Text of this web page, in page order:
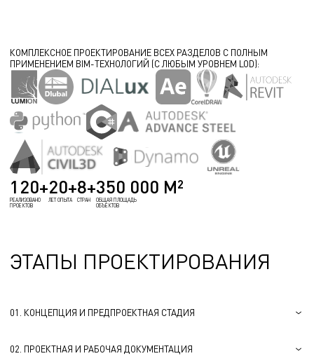
КОМПЛЕКСНОЕ ПРОЕКТИРОВАНИЕ ВСЕХ РАЗДЕЛОВ С ПОЛНЫМ
ПРИМЕНЕНИЕМ BIM-ТЕХНОЛОГИЙ (С ЛЮБЫМ УРОВНЕМ LOD):
120+
РЕАЛИЗОВАНО
ПРОЕКТОВ
20+
ЛЕТ ОПЫТА
8+
СТРАН
350 000 М²
ОБЩАЯ ПЛОЩАДЬ
ОБЪЕКТОВ
ЭТАПЫ ПРОЕКТИРОВАНИЯ
01. КОНЦЕПЦИЯ И ПРЕДПРОЕКТНАЯ СТАДИЯ
02. ПРОЕКТНАЯ И РАБОЧАЯ ДОКУМЕНТАЦИЯ